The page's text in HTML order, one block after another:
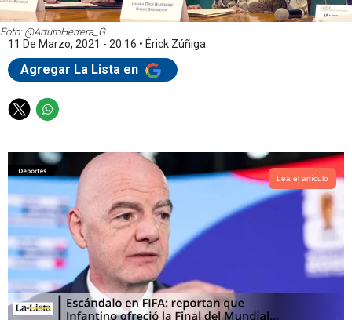
Foto: @ArturoHerrera_G.
11 De Marzo, 2021 - 20:16 • Érick Zúñiga
Agregar La Lista en
T
i
t
t
e
r
W
a
t
s
a
p
p
Lea el artículo